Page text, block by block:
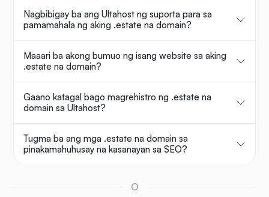
Nagbibigay ba ang Ultahost ng suporta para sa
pamamahala ng aking .estate na domain?
Maaari ba akong bumuo ng isang website sa aking
.estate na domain?
Gaano katagal bago magrehistro ng .estate na
domain sa Ultahost?
Tugma ba ang mga .estate na domain sa
pinakamahuhusay na kasanayan sa SEO?
O